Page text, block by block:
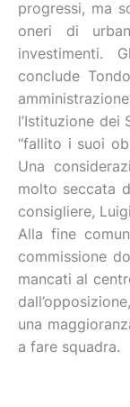
progressi, ma
oneri di
investimenti.
conclude
l’Istituzione dei
“fallito i suoi
Una
molto seccata
consigliere,
Alla fine
commissione
mancati al
una
a fare squadra.